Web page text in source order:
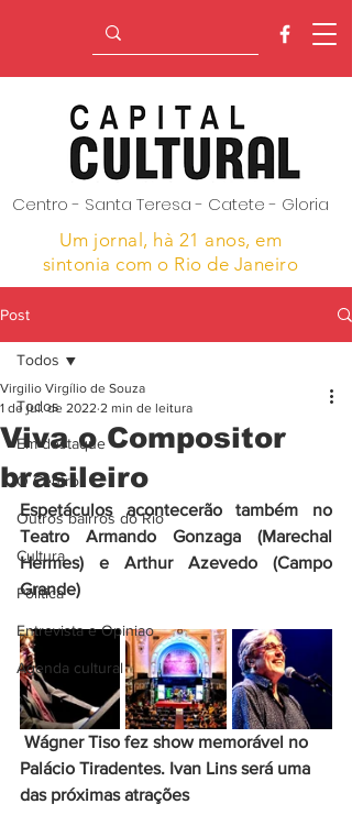
Centro - Santa Teresa - Catete - Gloria
Um jornal, hà 21 anos, em
sintonia com o Rio de Janeiro
Post
Todos
Em destaque
O Centro
Outros bairros do Rio
Cultura
Politica
Entrevista e Opiniao
Agenda cultural
Todos
Viva o Compositor
brasileiro
Virgilio Virgílio de Souza
1 de jul. de 2022 2 min de leitura
Espetáculos acontecerão também no
Teatro Armando Gonzaga (Marechal
Hermes) e Arthur Azevedo (Campo
Grande)
Palácio Tiradentes. Ivan Lins será uma
das próximas atrações